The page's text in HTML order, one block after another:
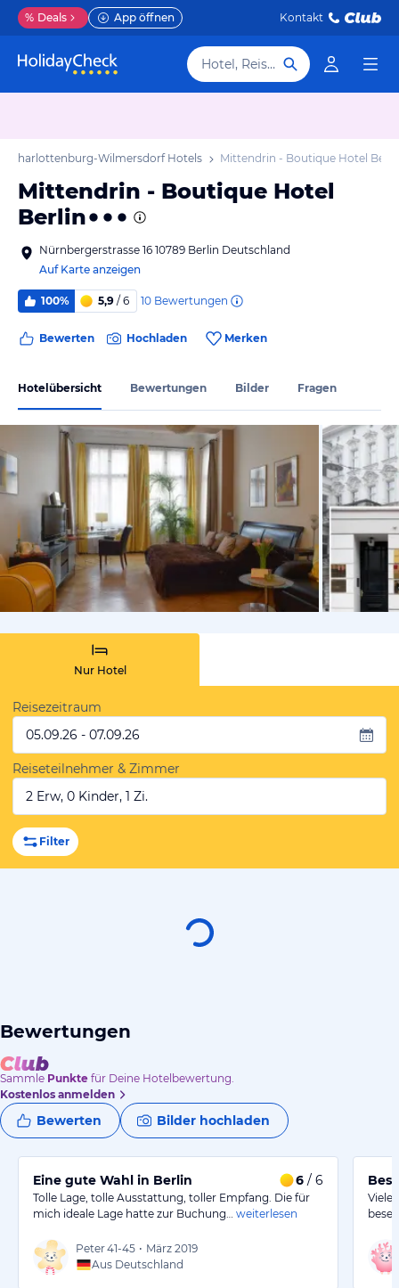
% Deals App öffnen Kontakt
Hotel, Reiseziel
Charlottenburg-Wilmersdorf Hotels Mittendrin - Boutique Hotel
Mittendrin - Boutique Hotel
Berlin
Nürnbergerstrasse 16 10789 Berlin Deutschland
Auf Karte anzeigen
100% 5,9 / 6 10 Bewertungen
Bewerten Hochladen Merken
Hotelübersicht Bewertungen Bilder Fragen
vom
Nur Hotel
Reisezeitraum
05.09.26 - 07.09.26
Reiseteilnehmer & Zimmer
2 Erw, 0 Kinder, 1 Zi.
Filter
Bewertungen
Sammle Punkte für Deine Hotelbewertung.
Kostenlos anmelden
Bewerten Bilder hochladen
Eine gute Wahl in Berlin 6 / 6
Tolle Lage, tolle Ausstattung, toller Empfang. Die für
mich ideale Lage hatte zur Buchung…
weiterlesen
Peter41-45 • März 2019
Aus Deutschland